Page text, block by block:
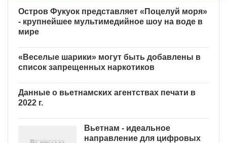
Остров Фукуок представляет «Поцелуй моря»
- крупнейшее мультимедийное шоу на воде в
мире
«Веселые шарики» могут быть добавлены в
список запрещенных наркотиков
Данные о вьетнамских агентствах печати в
2022 г.
Вьетнам - идеальное
направление для цифровых